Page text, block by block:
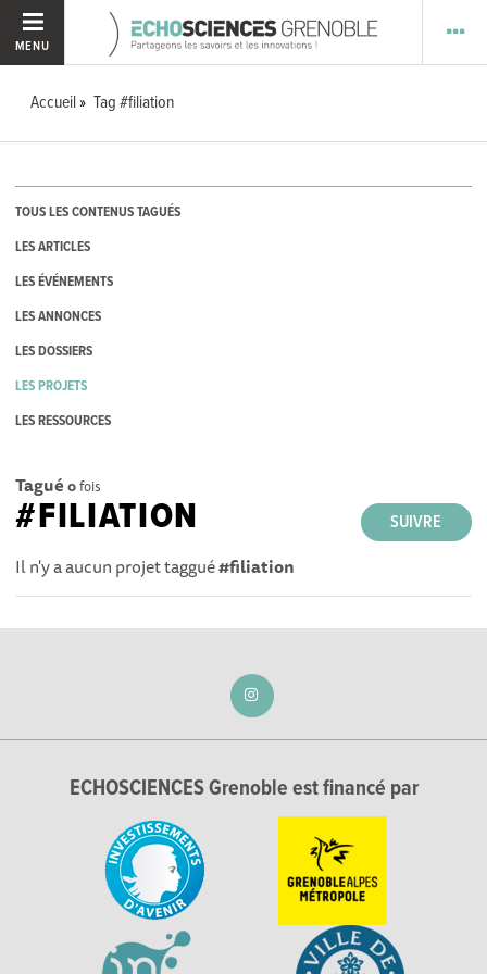
MENU
Accueil Tag #filiation
TOUS LES CONTENUS TAGUÉS
LES ARTICLES
LES ÉVÉNEMENTS
LES ANNONCES
LES DOSSIERS
LES PROJETS
LES RESSOURCES
Tagué 0fois
SUIVRE
#FILIATION
Il n'y a aucun projet taggué#filiation
ECHOSCIENCES Grenoble est financé par